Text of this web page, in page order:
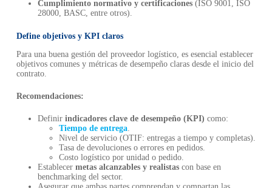
Cumplimiento normativo y certificaciones(ISO 9001, ISO
28000, BASC, entre otros).
Define objetivos y KPI claros
Para una buena gestión del proveedor logístico, es esencial establecer
objetivos comunes y métricas de desempeño claras desde el inicio del
contrato.
Recomendaciones:
Definir indicadores clave de desempeño (KPI) como:
Tiempo de entrega.
Nivel de servicio (OTIF: entregas a tiempo y completas).
Tasa de devoluciones o errores en pedidos.
Costo logístico por unidad o pedido.
Establecer metas alcanzables y realistascon base en
benchmarking del sector.